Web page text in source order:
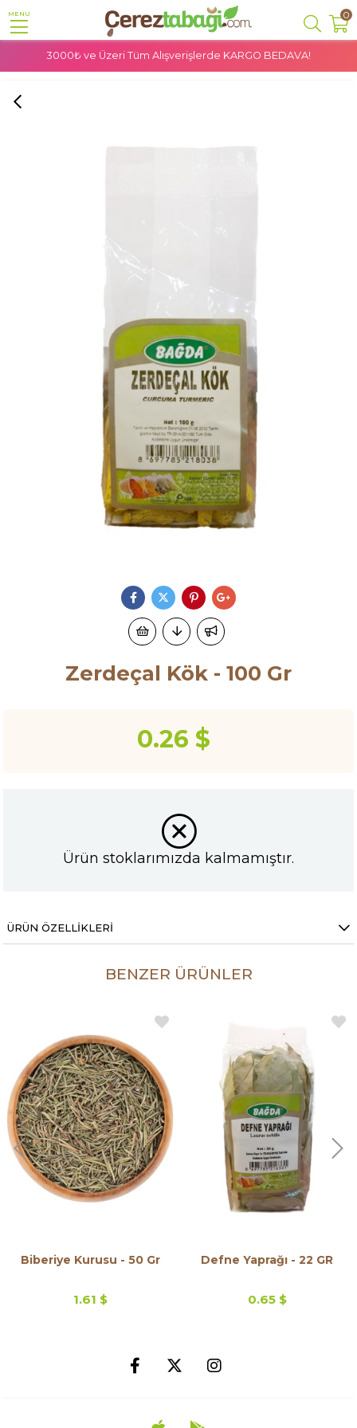
MENU 0
3000₺ ve Üzeri Tüm Alışverişlerde KARGO BEDAVA!
Zerdeçal Kök - 100 Gr
Zerdeçal Kök - 100 Gr
0.26 $
Ürün stoklarımızda kalmamıştır.
ÜRÜN ÖZELLIKLERI
BENZER ÜRÜNLER
Biberiye Kurusu - 50 Gr
1.61 $
Defne Yaprağı - 22 GR
0.65 $